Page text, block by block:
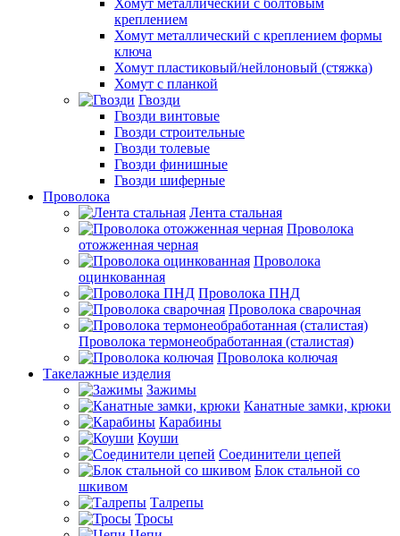
Хомут металлический с болтовым
креплением
Хомут металлический с креплением формы
ключа
Хомут пластиковый/нейлоновый (стяжка)
Хомут с планкой
Гвозди
Гвозди винтовые
Гвозди строительные
Гвозди толевые
Гвозди финишные
Гвозди шиферные
Проволока
Лента стальная
Проволока
отожженная черная
Проволока
оцинкованная
Проволока ПНД
Проволока сварочная
Проволока термонеобработанная (сталистая)
Проволока колючая
Такелажные изделия
Зажимы
Канатные замки, крюки
Карабины
Коуши
Соединители цепей
Блок стальной со
шкивом
Талрепы
Тросы